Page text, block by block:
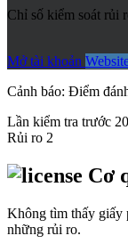
Chỉ số kiểm soát rủi
Mở tài khoản
Cảnh báo: Điểm
Lần kiểm tra trước
Rủi ro 2
Cơ
Không tìm thấy giấy
những rủi ro.